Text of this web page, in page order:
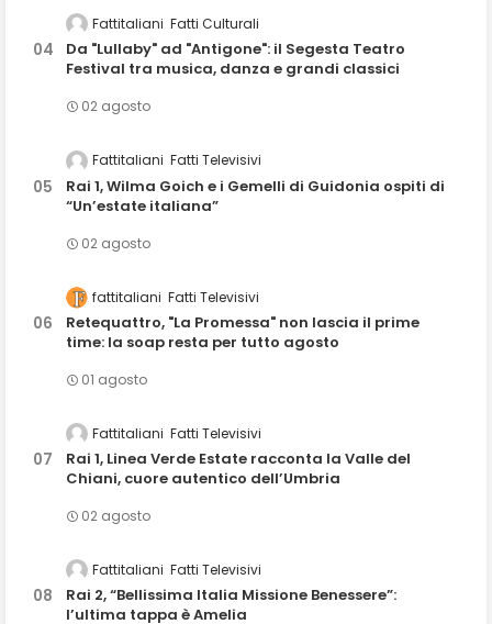
Fattitaliani Fatti Culturali
Da "Lullaby" ad "Antigone": il Segesta Teatro
Festival tra musica, danza e grandi classici
02 agosto
Fattitaliani Fatti Televisivi
Rai 1, Wilma Goich e i Gemelli di Guidonia ospiti di
“Un’estate italiana”
02 agosto
fattitaliani Fatti Televisivi
Retequattro, "La Promessa" non lascia il prime
time: la soap resta per tutto agosto
01 agosto
Fattitaliani Fatti Televisivi
Rai 1, Linea Verde Estate racconta la Valle del
Chiani, cuore autentico dell’Umbria
02 agosto
Fattitaliani Fatti Televisivi
Rai 2, “Bellissima Italia Missione Benessere”:
l’ultima tappa è Amelia